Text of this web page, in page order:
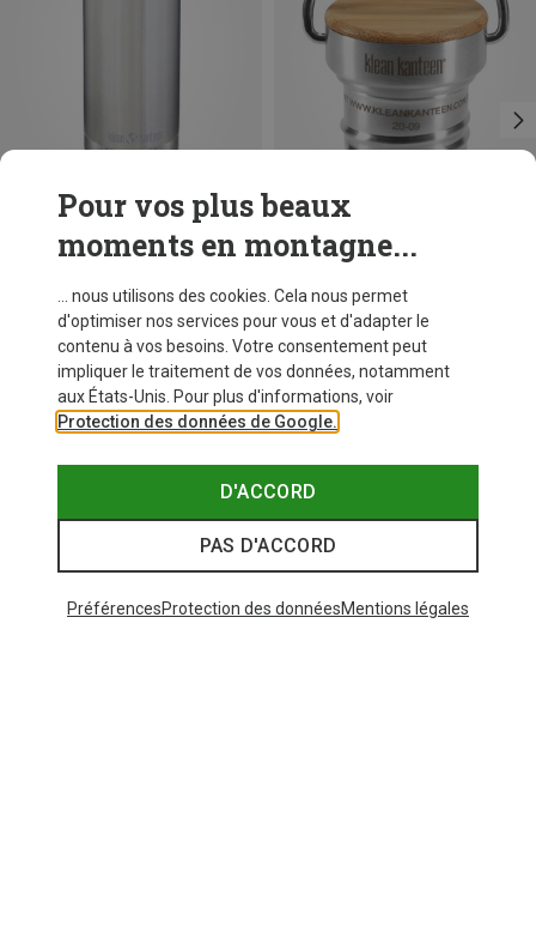
Vous économisez 31% Vous économisez 29%
Pour vos plus beaux
moments en montagne...
... nous utilisons des cookies. Cela nous permet
d'optimiser nos services pour vous et d'adapter le
contenu à vos besoins. Votre consentement peut
impliquer le traitement de vos données, notamment
aux États-Unis. Pour plus d'informations, voir
Protection des données de Google.
D'ACCORD
PAS D'ACCORD
PréférencesProtection des donnéesMentions légales